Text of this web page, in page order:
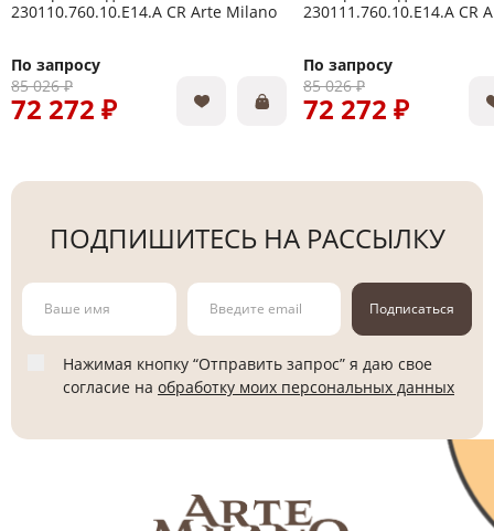
230110.760.10.E14.A CR Arte Milano
По запросу
85 026 ₽
72 272 ₽
230111.760.10.E14.A CR
По запросу
85 026 ₽
72 272 ₽
ПОДПИШИТЕСЬ НА РАССЫЛКУ
Подписаться
Нажимая кнопку “Отправить запрос” я даю свое
согласие на обработку моих персональных данных